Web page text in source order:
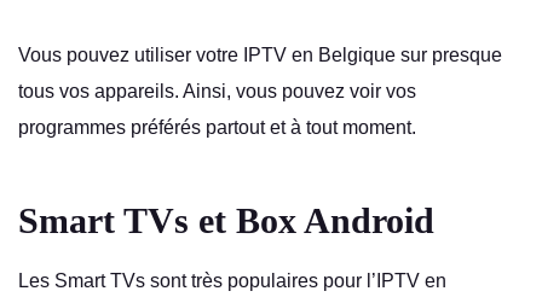
Vous pouvez utiliser votre IPTV en Belgique sur presque
tous vos appareils. Ainsi, vous pouvez voir vos
programmes préférés partout et à tout moment.
Smart TVs et Box Android
Les Smart TVs sont très populaires pour l’IPTV en